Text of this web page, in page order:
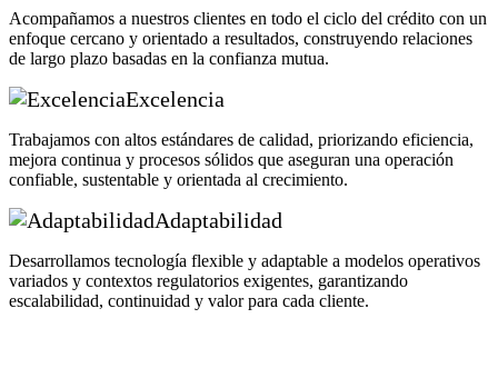
Acompañamos a nuestros clientes en todo el ciclo del crédito con un
enfoque cercano y orientado a resultados, construyendo relaciones
de largo plazo basadas en la confianza mutua.
Excelencia
Trabajamos con altos estándares de calidad, priorizando eficiencia,
mejora continua y procesos sólidos que aseguran una operación
confiable, sustentable y orientada al crecimiento.
Adaptabilidad
Desarrollamos tecnología flexible y adaptable a modelos operativos
variados y contextos regulatorios exigentes, garantizando
escalabilidad, continuidad y valor para cada cliente.